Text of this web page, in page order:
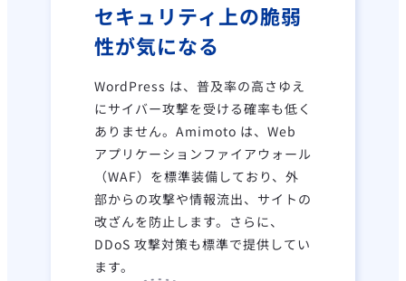
セキュリティ上の脆弱
性が気になる
WordPress は、普及率の高さゆえ
にサイバー攻撃を受ける確率も低く
ありません。Amimoto は、Web
アプリケーションファイアウォール
（WAF）を標準装備しており、外
部からの攻撃や情報流出、サイトの
改ざんを防止します。さらに、
DDoS 攻撃対策も標準で提供してい
ます。